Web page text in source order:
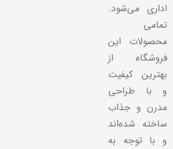
اداری می‌شود.
تمامی
محصولات این
فروشگاه از
بهترین کیفیت
و با طراحی
مدرن و جذاب
ساخته شده‌اند
و با توجه به